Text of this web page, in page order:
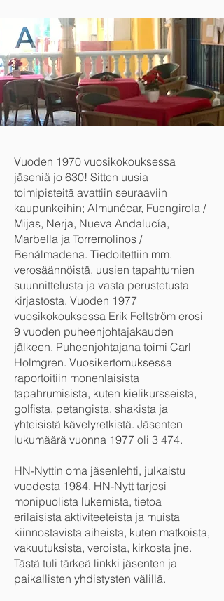
Vuoden 1970 vuosikokouksessa
jäseniä jo 630! Sitten uusia
toimipisteitä avattiin seuraaviin
kaupunkeihin; Almunécar, Fuengirola /
Mijas, Nerja, Nueva Andalucía,
Marbella ja Torremolinos /
Benálmadena. Tiedoitettiin mm.
verosäännöistä, uusien tapahtumien
suunnittelusta ja vasta perustetusta
kirjastosta. Vuoden 1977
vuosikokouksessa Erik Feltström erosi
9 vuoden puheenjohtajakauden
jälkeen. Puheenjohtajana toimi Carl
Holmgren. Vuosikertomuksessa
raportoitiin monenlaisista
tapahrumisista, kuten kielikursseista,
golfista, petangista, shakista ja
yhteisistä kävelyretkistä. Jäsenten
lukumäärä vuonna 1977 oli 3 474.
HN-Nyttin oma jäsenlehti, julkaistu
vuodesta 1984. HN-Nytt tarjosi
monipuolista lukemista, tietoa
erilaisista aktiviteeteista ja muista
kiinnostavista aiheista, kuten matkoista,
vakuutuksista, veroista, kirkosta jne.
Tästä tuli tärkeä linkki jäsenten ja
paikallisten yhdistysten välillä.